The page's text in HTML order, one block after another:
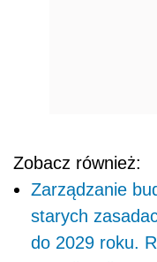
Zobacz również:
Zarządzanie
starych
do 2029 roku.